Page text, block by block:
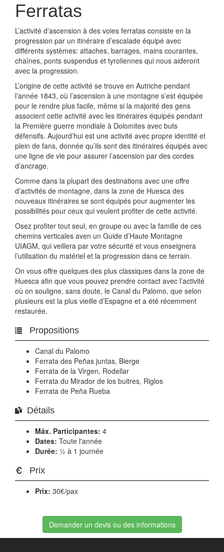
Ferratas
L’activité d’ascension à des voies ferratas consiste en la
progression par un itinéraire d’escalade équipé avec
différents systèmes: attaches, barrages, mains courantes,
chaînes, ponts suspendus et tyroliennes qui nous aideront
avec la progression.
L’origine de cette activité se trouve en Autriche pendant
l’année 1843, où l’ascension à une montagne s’est équipée
pour le rendre plus facile, même si la majorité des gens
associent cette activité avec les itinéraires équipés pendant
la Première guerre mondiale à Dolomites avec buts
défensifs. Aujourd’hui est une activité avec propre identité et
plein de fans, donnée qu’ils sont des itinéraires équipés avec
une ligne de vie pour assurer l’ascension par des cordes
d’ancrage.
Comme dans la plupart des destinations avec une offre
d’activités de montagne, dans la zone de Huesca des
nouveaux itinéraires se sont équipés pour augmenter les
possibilités pour ceux qui veulent profiter de cette activité.
Osez profiter tout seul, en groupe ou avec la famille de ces
chemins verticales aven un Guide d’Haute Montagne
UIAGM, qui veillera par votre sécurité et vous enseignera
l’utilisation du matériel et la progression dans ce terrain.
On vous offre quelques des plus classiques dans la zone de
Huesca afin que vous pouvez prendre contact avec l’activité
où on souligne, sans doute, le Canal du Palomo, que selon
plusieurs est la plus vieille d’Espagne et a été récemment
restaurée.
Propositions
Canal du Palomo
Ferrata des Peñas juntas, Bierge
Ferrata de la Virgen, Rodellar
Ferrata du Mirador de los buitres, Riglos
Ferrata de Peña Rueba
Détails
Máx. Participantes: 4
Dates: Toute l'année
Durée: ½ à 1 journée
Prix
Prix: 30€/pax
Demander un devis ou des informations